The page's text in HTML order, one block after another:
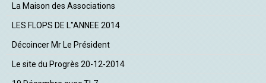
La Maison des Associations
LES FLOPS DE L"ANNEE 2014
Décoincer Mr Le Président
Le site du Progrès 20-12-2014